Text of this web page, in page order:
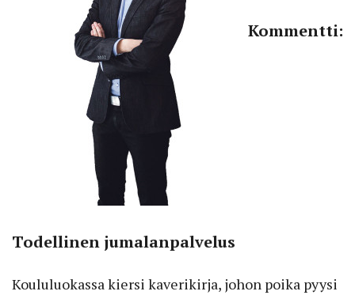
Kommentti:
Todellinen jumalanpalvelus
Koululuokassa kiersi kaverikirja, johon poika pyysi